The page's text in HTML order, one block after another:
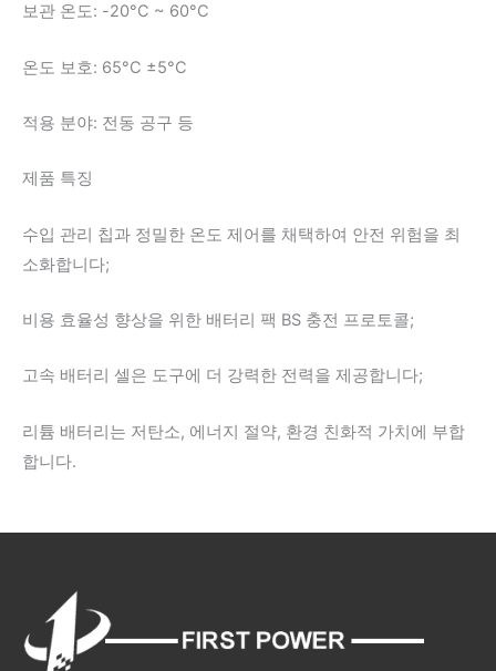
보관 온도: -20°C ~ 60°C
온도 보호: 65°C ±5°C
적용 분야: 전동 공구 등
제품 특징
수입 관리 칩과 정밀한 온도 제어를 채택하여 안전 위험을 최
소화합니다;
비용 효율성 향상을 위한 배터리 팩 BS 충전 프로토콜;
고속 배터리 셀은 도구에 더 강력한 전력을 제공합니다;
리튬 배터리는 저탄소, 에너지 절약, 환경 친화적 가치에 부합
합니다.